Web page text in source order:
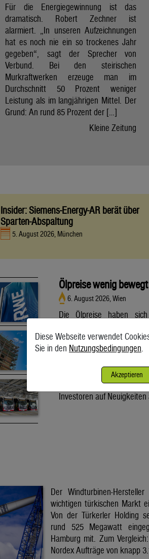
Für die Energiegewinnung ist das
dramatisch. Robert Zechner ist
alarmiert. „In unseren Aufzeichnungen
hat es noch nie ein so trockenes Jahr
gegeben“, sagt der Sprecher von
Verbund. Bei den steirischen
Murkraftwerken erzeuge man im
Durchschnitt 50 Prozent weniger
Leistung als im langjährigen Mittel. Der
Grund: An rund 85 Prozent der […]
Kleine Zeitung
Insider: Siemens-Energy-AR berät über
Sparten-Abspaltung
5. August 2026, München
Ölpreise wenig bewegt
6. August 2026, Wien
Die Ölpreise haben
Brent aus der Nordsee
Vormittag 79,75 US-Dollar
80 Dollar. Unter diese ist
auf eine Lösung im
Investoren auf Neuigkeiten
Der Windturbinen-
wichtigen türkischen Markt
Von der Türkerler Holding
rund 525 Megawatt
Hamburg mit. Zum
Nordex Aufträge von knapp
Diese Webseite verwendet
Sie in den Nutzungsbedingungen.
Akzeptieren